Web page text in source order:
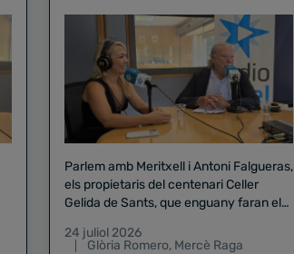
Parlem amb Meritxell i Antoni Falgueras,
els propietaris del centenari Celler
Gelida de Sants, que enguany faran el
24 juliol 2026
Glòria Romero, Mercè Raga